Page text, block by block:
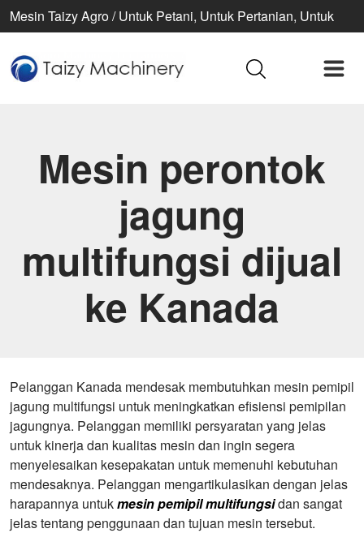
Mesin Taizy Agro / Untuk Petani, Untuk Pertanian, Untuk
Mesin perontok
jagung
multifungsi dijual
ke Kanada
Pelanggan Kanada mendesak membutuhkan mesin pemipil
jagung multifungsi untuk meningkatkan efisiensi pemipilan
jagungnya. Pelanggan memiliki persyaratan yang jelas
untuk kinerja dan kualitas mesin dan ingin segera
menyelesaikan kesepakatan untuk memenuhi kebutuhan
mendesaknya. Pelanggan mengartikulasikan dengan jelas
harapannya untukmesin pemipil multifungsidan sangat
jelas tentang penggunaan dan tujuan mesin tersebut.